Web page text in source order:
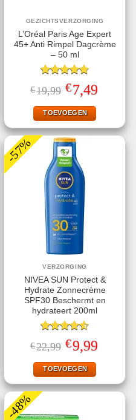
GEZICHTSVERZORGING
L’Oréal Paris Age Expert
45+ Anti Rimpel Dagcrème
– 50 ml
Gewaardeerd
4.80uit 5
€19,99 Oorspronkelijke
prijs
was:
€19,99.
€7,49Huidige
prijs
TOEVOEGEN
-57%
VERZORGING
NIVEA SUN Protect &
Hydrate Zonnecrème
SPF30 Beschermt en
hydrateert 200ml
Gewaardeerd
4.56uit 5
€22,99 Oorspronkelijke
prijs
was:
€22,99.
€9,99Huidige
prijs
TOEVOEGEN
-48%